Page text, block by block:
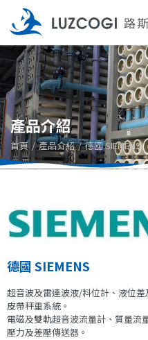
產品介紹
首頁 產品介紹 德國 SIEMENS
德國 SIEMENS
超音波及雷達波液/料位計、液位差
皮帶秤重系統。
電磁及雙軌超音波流量計、質量流
壓力及差壓傳送器。